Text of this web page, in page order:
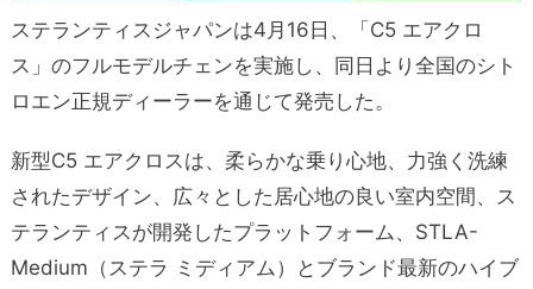
ステランティスジャパンは4月16日、「C5 エアクロ
ス」のフルモデルチェンを実施し、同日より全国のシト
ロエン正規ディーラーを通じて発売した。
新型C5 エアクロスは、柔らかな乗り心地、力強く洗練
されたデザイン、広々とした居心地の良い室内空間、ス
テランティスが開発したプラットフォーム、STLA-
Medium（ステラ ミディアム）とブランド最新のハイブ